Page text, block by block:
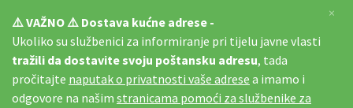
⚠️ VAŽNO ⚠️ Dostava kućne adrese -
Ukoliko su službenici za informiranje pri tijelu javne vlasti
tražili da dostavite svoju poštansku adresu, tada
pročitajte naputak o privatnosti vaše adrese a imamo i
odgovore na našim stranicama pomoći za službenike za
×